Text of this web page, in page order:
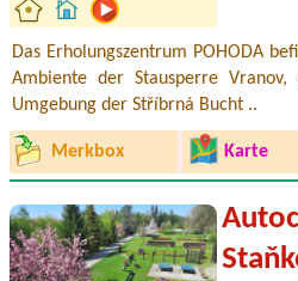
Das Erholungszentrum POHODA
Ambiente der Stausperre
Umgebung der Stříbrná Bucht ..
Merkbox Karte